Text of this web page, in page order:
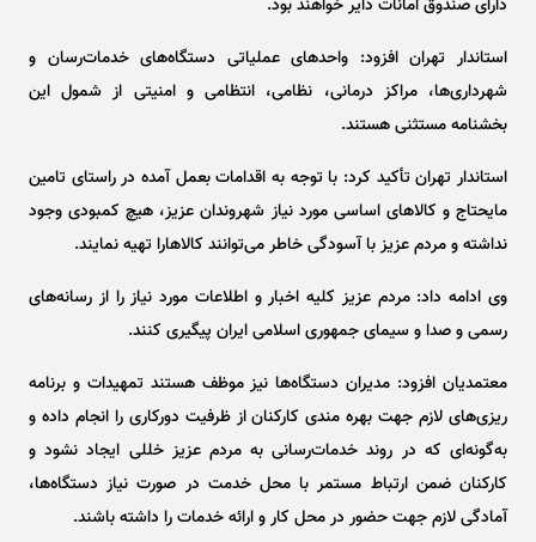
دارای صندوق امانات دایر خواهند بود.
استاندار تهران افزود: واحد‌های عملیاتی دستگاه‌های خدمات‌رسان و
شهرداری‌ها، مراکز درمانی، نظامی، انتظامی و امنیتی از شمول این
بخشنامه مستثنی هستند.
استاندار تهران تأکید کرد: با توجه به اقدامات بعمل آمده در راستای تامین
مایحتاج و کالا‌های اساسی مورد نیاز شهروندان عزیز، هیچ کمبودی وجود
نداشته و مردم عزیز با آسودگی خاطر می‌توانند کالاهارا تهیه نمایند.
وی ادامه داد: مردم عزیز کلیه اخبار و اطلاعات مورد نیاز را از رسانه‌های
رسمی و صدا و سیمای جمهوری اسلامی ایران پیگیری کنند.
معتمدیان افزود: مدیران دستگاه‌ها نیز موظف هستند تمهیدات و برنامه
ریزی‌های لازم جهت بهره مندی کارکنان از ظرفیت دورکاری را انجام داده و
به‌گونه‌ای که در روند خدمات‌رسانی به مردم عزیز خللی ایجاد نشود و
کارکنان ضمن ارتباط مستمر با محل خدمت در صورت نیاز دستگاه‌ها،
آمادگی لازم جهت حضور در محل کار و ارائه خدمات را داشته باشند.